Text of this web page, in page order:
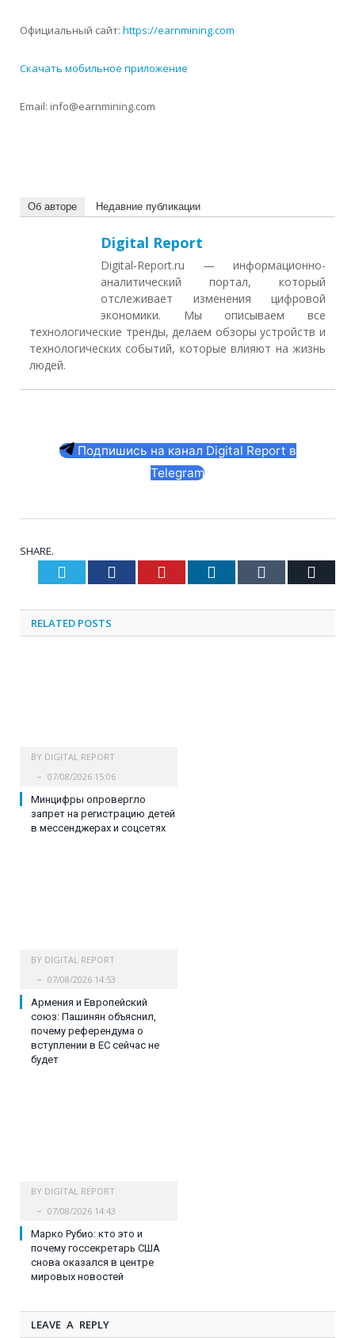
Официальный сайт: https://earnmining.com
Скачать мобильное приложение
Email: info@earnmining.com
Об авторе Недавние публикации
Digital Report
Digital-Report.ru — информационно-
аналитический портал, который
отслеживает изменения цифровой
экономики. Мы описываем все
технологические тренды, делаем обзоры устройств и
технологических событий, которые влияют на жизнь
людей.
Подпишись на канал Digital Report в
Telegram
SHARE.
Twitter Facebook Pinterest LinkedIn Tumblr
RELATED POSTS
BY DIGITAL REPORT
07/08/2026 15:06
Минцифры опровергло
запрет на регистрацию детей
в мессенджерах и соцсетях
BY DIGITAL REPORT
07/08/2026 14:53
Армения и Европейский
союз: Пашинян объяснил,
почему референдума о
вступлении в ЕС сейчас не
будет
BY DIGITAL REPORT
07/08/2026 14:43
Марко Рубио: кто это и
почему госсекретарь США
снова оказался в центре
мировых новостей
LEAVE A REPLY